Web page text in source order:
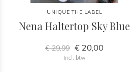
UNIQUE THE LABEL
Nena Haltertop Sky Blue
€ 29,99 € 20,00
Incl. btw